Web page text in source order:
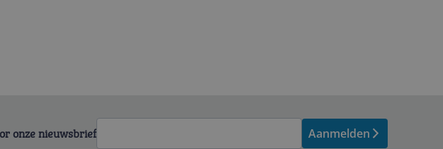
onze nieuwsbrief Aanmelden